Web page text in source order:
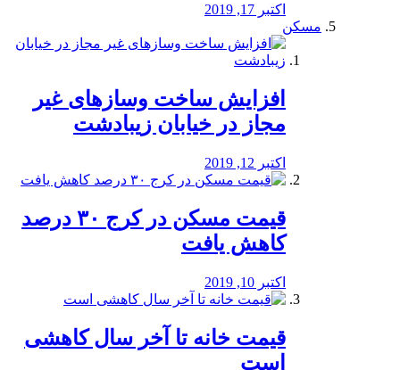
اکتبر 17, 2019
مسکن
افزایش ساخت وسازهای غیر
مجاز در خیابان زیبادشت
اکتبر 12, 2019
️قیمت مسکن در کرج ۳۰ درصد
کاهش یافت
اکتبر 10, 2019
قیمت خانه تا آخر سال کاهشی
است